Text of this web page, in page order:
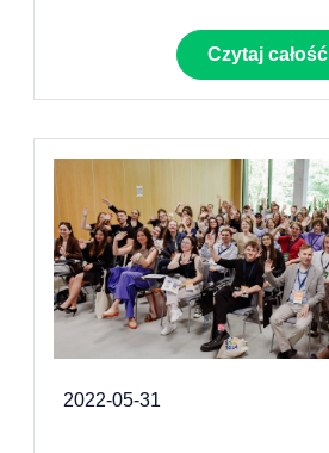
Czytaj całość
2022-05-31